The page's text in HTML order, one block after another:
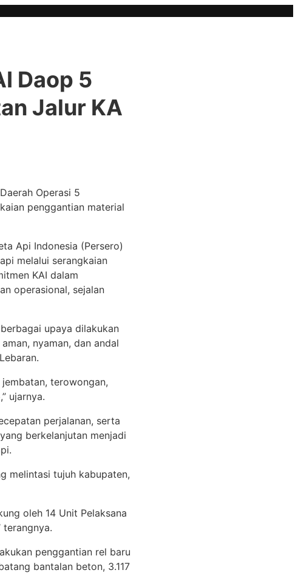
Daop 5
Jalur KA
Operasi 5
penggantian material
Api Indonesia (Persero)
melalui serangkaian
KAI dalam
operasional, sejalan
upaya dilakukan
nyaman, dan andal
terowongan,
ujarnya.
perjalanan, serta
berkelanjutan menjadi
melintasi tujuh kabupaten,
oleh 14 Unit Pelaksana
terangnya.
penggantian rel baru
bantalan beton, 3.117